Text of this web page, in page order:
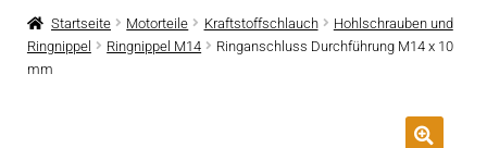
Motoren
öffnen
Startseite Motorteile Kraftstoffschlauch
Hohlschrauben und
Ringnippel
Ringnippel M14
Ringanschluss Durchführung M14 x 10
mm